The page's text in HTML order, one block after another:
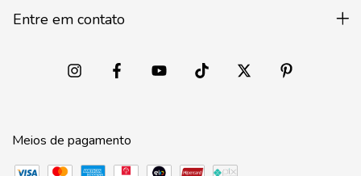
Entre em contato
Meios de pagamento